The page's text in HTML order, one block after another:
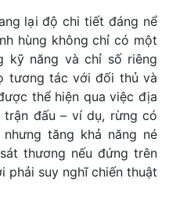
lại độ chi tiết đáng nể
hùng không chỉ có một
kỹ năng và chỉ số riêng
tương tác với đối thủ và
thể hiện qua việc địa
đấu – ví dụ, rừng có
tăng khả năng né
thương nếu đứng trên
phải suy nghĩ chiến thuật